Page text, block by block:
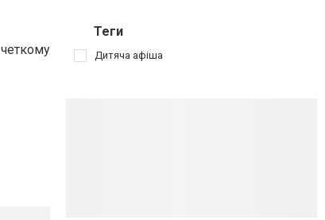
Теги
Дитяча афіша